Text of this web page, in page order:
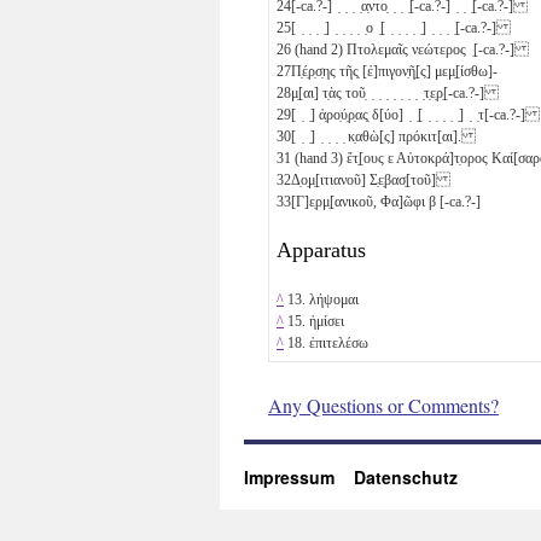
24[-ca.?-] ̣ ̣ ̣ ̣α̣ντο̣ ̣ ̣ ̣[-ca.?-] ̣ ̣ ̣[-ca.?-]
25[ ̣ ̣ ̣ ̣] ̣ ̣ ̣ ̣ ̣ο ̣[ ̣ ̣ ̣ ̣ ̣] ̣ ̣ ̣ ̣[-ca.?-]
26 (hand 2) Πτολεμαῖς νεώτερος ̣[-ca.?-]
27Π̣έ̣ρ̣σ̣ης τῆς̣ [ἐ]πιγον̣ῆ̣[ς] μεμ̣[ίσθω]-
28μ̣[αι] τ̣ὰς τοῦ̣ ̣ ̣ ̣ ̣ ̣ ̣ ̣ ̣τ̣ε̣ρ̣[-ca.?-]
29[ ̣ ̣] ἀ̣ρο̣ύ̣ρ̣ας̣ δ[ύο]
̣ ̣[ ̣ ̣ ̣ ̣ ̣] ̣ ̣τ[-ca.?-]
30[ ̣ ̣] ̣ ̣ ̣ ̣ κ̣αθὼ[ς] πρόκιτ[αι].
31 (hand 3) ἔτ̣[ους ε Αὐτοκρά]τ̣ορος
32Δ̣ο̣μ̣[ιτιανοῦ] Σ̣ε̣βασ̣[τοῦ]
33[Γ]ε̣ρμ̣[ανικοῦ, Φα]ῶφι β [-ca.?-]
Apparatus
^ 13. λήψομαι
^ 15. ἡμίσει
^ 18. ἐπιτελέσω
Any Questions or Comments?
Impressum Datenschutz